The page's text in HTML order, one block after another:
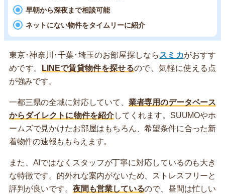
早朝から深夜まで相談可能
ネットにない物件をタイムリーに紹介
東京･神奈川･千葉･埼玉のお部屋探しならスミカがおすす
めです。
LINEで賃貸物件を探せるので、気軽に使える点
が強みです。
一都三県の全域に対応していて、 業者専用のデータベース
からダイレクトに物件を紹介してくれます。SUUMOやホ
ームズで見かけたお部屋はもちろん、希望条件に合った新
着物件の速報ももらえます。
また、AIではなくスタッフが丁寧に対応しているのも大き
な特徴です。的外れな案内がないため、ストレスフリーと
評判が良いです。 夜間も営業しているので、昼間は忙しい